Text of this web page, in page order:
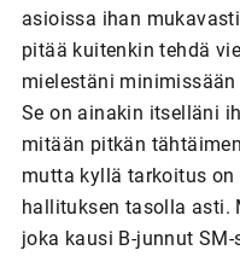
asioissa ihan
pitää kuitenkin tehdä
mielestäni
Se on ainakin itselläni
mitään pitkän
mutta kyllä tarkoitus
hallituksen tasolla asti.
joka kausi B-junnut